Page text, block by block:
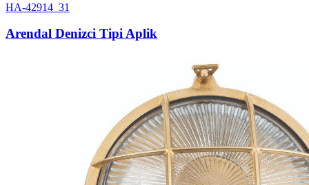
HA-42914_31
Arendal Denizci Tipi Aplik